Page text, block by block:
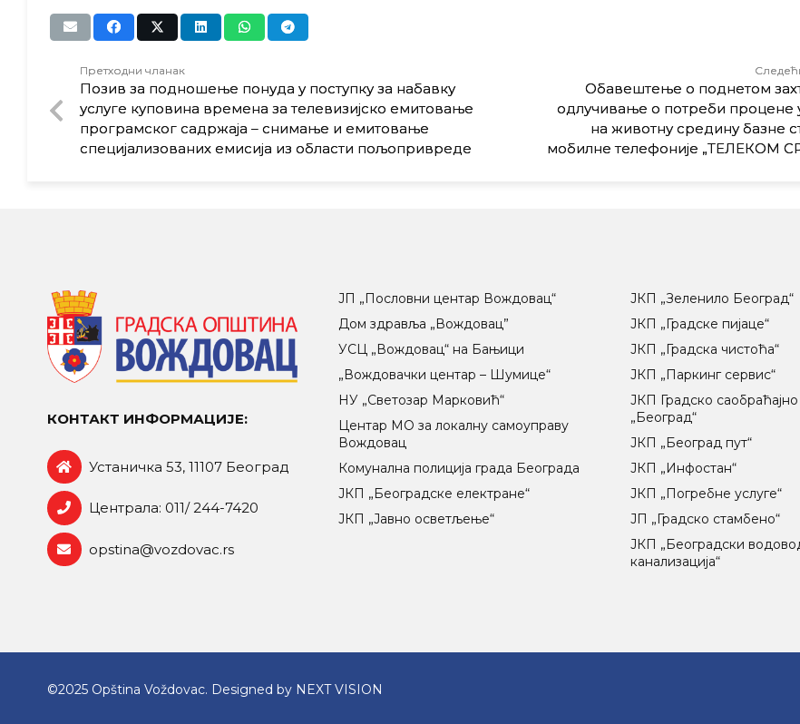
Претходни чланак
Позив за подношење понуда у поступку за набавку
услуге куповинa времена за телевизијско емитовање
програмског садржаја – снимање и емитовање
специјализованих емисија из области пољопривреде
Обавештење о поднетом
одлучивање о потреби процене
на животну средину базне
мобилне телефоније „ТЕЛЕКОМ
КОНТАКТ ИНФОРМАЦИЈЕ:
Устаничка 53, 11107 Београд
Централа: 011/ 244-7420
opstina@vozdovac.rs
ЈП „Пословни центар Вождовац“
Дом здравља „Вождовац”
УСЦ „Вождовац“ на Бањици
„Вождовачки центар – Шумице“
НУ „Светозар Марковић“
Центар МO за локалну самоуправу
Вождовац
Комунална полиција града Београда
ЈКП „Београдске електране“
ЈКП „Јавно осветљење“
ЈКП „Зеленило Београд“
ЈКП „Градске пијаце“
ЈКП „Градска чистоћа“
ЈКП „Паркинг сервис“
ЈКП Градско
„Београд“
ЈКП „Београд пут“
ЈКП „Инфостан“
ЈКП „Погребне услуге“
ЈП „Градско стамбено“
ЈКП „Београдски
канализација“
©2025 Opština Voždovac. Designed by NEXT VISION